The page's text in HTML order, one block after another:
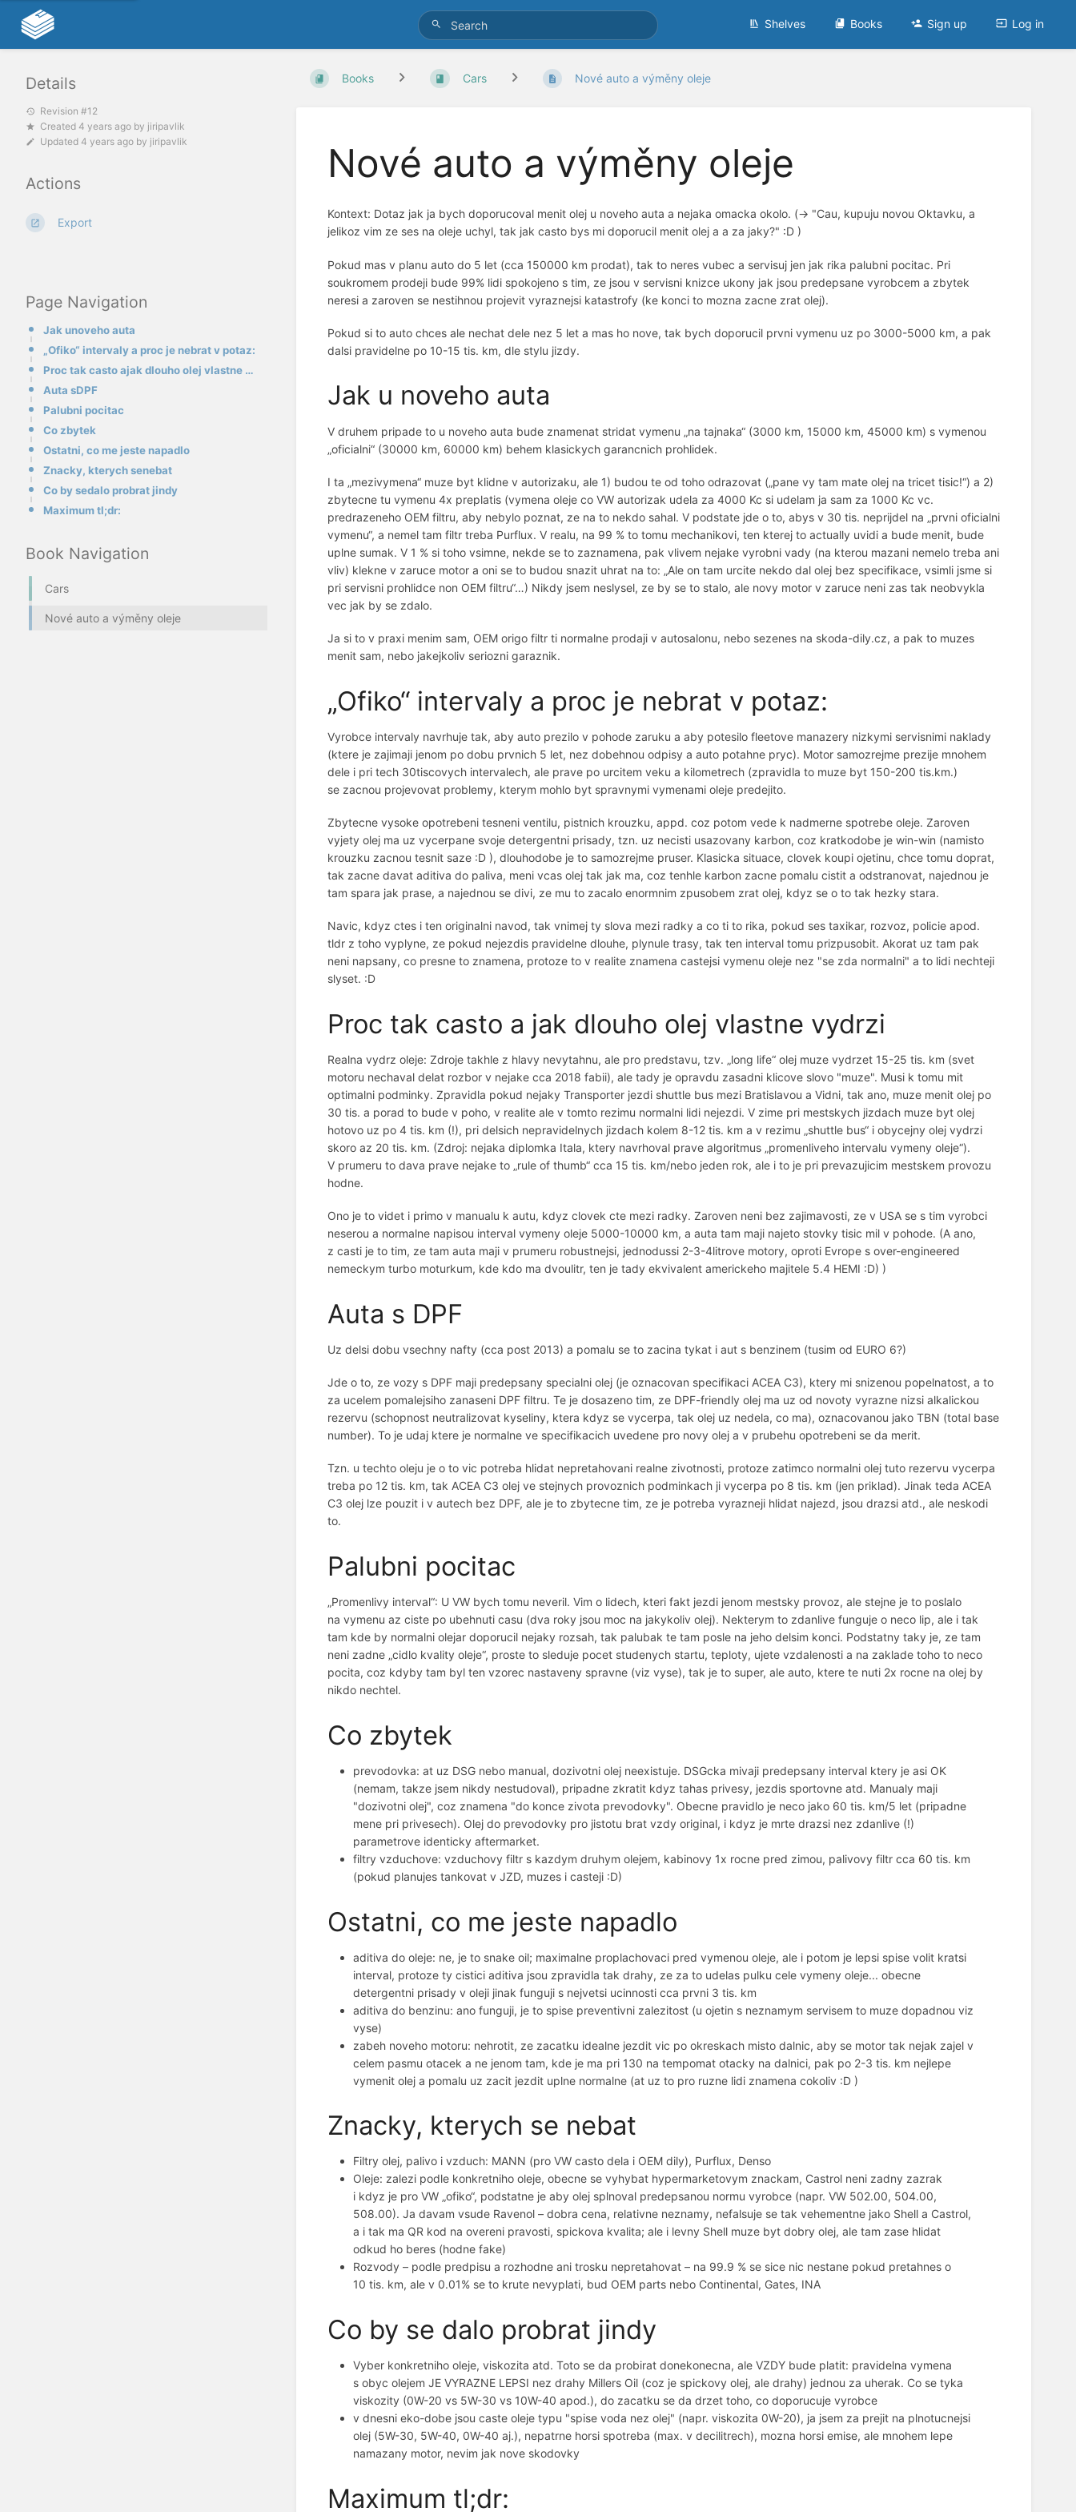
Shelves Books Sign up Log in
Page Navigation
Jak unoveho auta
„Ofiko“ intervaly a proc je nebrat v potaz:
Proc tak casto ajak dlouho olej vlastne vydrzi
Auta sDPF
Palubni pocitac
Co zbytek
Ostatni, co me jeste napadlo
Znacky, kterych senebat
Co by sedalo probrat jindy
Maximum tl;dr:
Book Navigation
Cars
Nové auto a výměny oleje
Books Cars Nové auto a výměny oleje
Nové auto a výměny oleje
Kontext: Dotaz jak ja bych doporucoval menit olej u noveho auta a nejaka omacka okolo. (-> "Cau, kupuju novou Oktavku, a
jelikoz vim ze ses na oleje uchyl, tak jak casto bys mi doporucil menit olej a a za jaky?" :D )
Pokud mas v planu auto do 5 let (cca 150000 km prodat), tak to neres vubec a servisuj jen jak rika palubni pocitac. Pri
soukromem prodeji bude 99% lidi spokojeno s tim, ze jsou v servisni knizce ukony jak jsou predepsane vyrobcem a zbytek
neresi a zaroven se nestihnou projevit vyraznejsi katastrofy (ke konci to mozna zacne zrat olej).
Pokud si to auto chces ale nechat dele nez 5 let a mas ho nove, tak bych doporucil prvni vymenu uz po 3000-5000 km, a pak
dalsi pravidelne po 10-15 tis. km, dle stylu jizdy.
Jak u noveho auta
V druhem pripade to u noveho auta bude znamenat stridat vymenu „na tajnaka“ (3000 km, 15000 km, 45000 km) s vymenou
„oficialni“ (30000 km, 60000 km) behem klasickych garancnich prohlidek.
I ta „mezivymena“ muze byt klidne v autorizaku, ale 1) budou te od toho odrazovat („pane vy tam mate olej na tricet tisic!“) a 2)
zbytecne tu vymenu 4x preplatis (vymena oleje co VW autorizak udela za 4000 Kc si udelam ja sam za 1000 Kc vc.
predrazeneho OEM filtru, aby nebylo poznat, ze na to nekdo sahal. V podstate jde o to, abys v 30 tis. neprijdel na „prvni oficialni
vymenu“, a nemel tam filtr treba Purflux. V realu, na 99 % to tomu mechanikovi, ten kterej to actually uvidi a bude menit, bude
uplne sumak. V 1 % si toho vsimne, nekde se to zaznamena, pak vlivem nejake vyrobni vady (na kterou mazani nemelo treba ani
vliv) klekne v zaruce motor a oni se to budou snazit uhrat na to: „Ale on tam urcite nekdo dal olej bez specifikace, vsimli jsme si
pri servisni prohlidce non OEM filtru“…) Nikdy jsem neslysel, ze by se to stalo, ale novy motor v zaruce neni zas tak neobvykla
vec jak by se zdalo.
Ja si to v praxi menim sam, OEM origo filtr ti normalne prodaji v autosalonu, nebo sezenes na skoda-dily.cz, a pak to muzes
menit sam, nebo jakejkoliv seriozni garaznik.
„Ofiko“ intervaly a proc je nebrat v potaz:
Vyrobce intervaly navrhuje tak, aby auto prezilo v pohode zaruku a aby potesilo fleetove manazery nizkymi servisnimi naklady
(ktere je zajimaji jenom po dobu prvnich 5 let, nez dobehnou odpisy a auto potahne pryc). Motor samozrejme prezije mnohem
dele i pri tech 30tiscovych intervalech, ale prave po urcitem veku a kilometrech (zpravidla to muze byt 150-200 tis.km.)
se zacnou projevovat problemy, kterym mohlo byt spravnymi vymenami oleje predejito.
Zbytecne vysoke opotrebeni tesneni ventilu, pistnich krouzku, appd. coz potom vede k nadmerne spotrebe oleje. Zaroven
vyjety olej ma uz vycerpane svoje detergentni prisady, tzn. uz necisti usazovany karbon, coz kratkodobe je win-win (namisto
krouzku zacnou tesnit saze :D ), dlouhodobe je to samozrejme pruser. Klasicka situace, clovek koupi ojetinu, chce tomu doprat,
tak zacne davat aditiva do paliva, meni vcas olej tak jak ma, coz tenhle karbon zacne pomalu cistit a odstranovat, najednou je
tam spara jak prase, a najednou se divi, ze mu to zacalo enormnim zpusobem zrat olej, kdyz se o to tak hezky stara.
Navic, kdyz ctes i ten originalni navod, tak vnimej ty slova mezi radky a co ti to rika, pokud ses taxikar, rozvoz, policie apod.
tldr z toho vyplyne, ze pokud nejezdis pravidelne dlouhe, plynule trasy, tak ten interval tomu prizpusobit. Akorat uz tam pak
neni napsany, co presne to znamena, protoze to v realite znamena castejsi vymenu oleje nez "se zda normalni" a to lidi nechteji
slyset. :D
Proc tak casto a jak dlouho olej vlastne vydrzi
Realna vydrz oleje: Zdroje takhle z hlavy nevytahnu, ale pro predstavu, tzv. „long life“ olej muze vydrzet 15-25 tis. km (svet
motoru nechaval delat rozbor v nejake cca 2018 fabii), ale tady je opravdu zasadni klicove slovo "muze". Musi k tomu mit
optimalni podminky. Zpravidla pokud nejaky Transporter jezdi shuttle bus mezi Bratislavou a Vidni, tak ano, muze menit olej po
30 tis. a porad to bude v poho, v realite ale v tomto rezimu normalni lidi nejezdi. V zime pri mestskych jizdach muze byt olej
hotovo uz po 4 tis. km (!), pri delsich nepravidelnych jizdach kolem 8-12 tis. km a v rezimu „shuttle bus“ i obycejny olej vydrzi
skoro az 20 tis. km. (Zdroj: nejaka diplomka Itala, ktery navrhoval prave algoritmus „promenliveho intervalu vymeny oleje“).
V prumeru to dava prave nejake to „rule of thumb“ cca 15 tis. km/nebo jeden rok, ale i to je pri prevazujicim mestskem provozu
hodne.
Ono je to videt i primo v manualu k autu, kdyz clovek cte mezi radky. Zaroven neni bez zajimavosti, ze v USA se s tim vyrobci
neserou a normalne napisou interval vymeny oleje 5000-10000 km, a auta tam maji najeto stovky tisic mil v pohode. (A ano,
z casti je to tim, ze tam auta maji v prumeru robustnejsi, jednodussi 2-3-4litrove motory, oproti Evrope s over-engineered
nemeckym turbo moturkum, kde kdo ma dvoulitr, ten je tady ekvivalent americkeho majitele 5.4 HEMI :D) )
Auta s DPF
Uz delsi dobu vsechny nafty (cca post 2013) a pomalu se to zacina tykat i aut s benzinem (tusim od EURO 6?)
Jde o to, ze vozy s DPF maji predepsany specialni olej (je oznacovan specifikaci ACEA C3), ktery mi snizenou popelnatost, a to
za ucelem pomalejsiho zanaseni DPF filtru. Te je dosazeno tim, ze DPF-friendly olej ma uz od novoty vyrazne nizsi alkalickou
rezervu (schopnost neutralizovat kyseliny, ktera kdyz se vycerpa, tak olej uz nedela, co ma), oznacovanou jako TBN (total base
number). To je udaj ktere je normalne ve specifikacich uvedene pro novy olej a v prubehu opotrebeni se da merit.
Tzn. u techto oleju je o to vic potreba hlidat nepretahovani realne zivotnosti, protoze zatimco normalni olej tuto rezervu vycerpa
treba po 12 tis. km, tak ACEA C3 olej ve stejnych provoznich podminkach ji vycerpa po 8 tis. km (jen priklad). Jinak teda ACEA
C3 olej lze pouzit i v autech bez DPF, ale je to zbytecne tim, ze je potreba vyrazneji hlidat najezd, jsou drazsi atd., ale neskodi
to.
Palubni pocitac
„Promenlivy interval“: U VW bych tomu neveril. Vim o lidech, kteri fakt jezdi jenom mestsky provoz, ale stejne je to poslalo
na vymenu az ciste po ubehnuti casu (dva roky jsou moc na jakykoliv olej). Nekterym to zdanlive funguje o neco lip, ale i tak
tam kde by normalni olejar doporucil nejaky rozsah, tak palubak te tam posle na jeho delsim konci. Podstatny taky je, ze tam
neni zadne „cidlo kvality oleje“, proste to sleduje pocet studenych startu, teploty, ujete vzdalenosti a na zaklade toho to neco
pocita, coz kdyby tam byl ten vzorec nastaveny spravne (viz vyse), tak je to super, ale auto, ktere te nuti 2x rocne na olej by
nikdo nechtel.
Co zbytek
prevodovka: at uz DSG nebo manual, dozivotni olej neexistuje. DSGcka mivaji predepsany interval ktery je asi OK
(nemam, takze jsem nikdy nestudoval), pripadne zkratit kdyz tahas privesy, jezdis sportovne atd. Manualy maji
"dozivotni olej", coz znamena "do konce zivota prevodovky". Obecne pravidlo je neco jako 60 tis. km/5 let (pripadne
mene pri privesech). Olej do prevodovky pro jistotu brat vzdy original, i kdyz je mrte drazsi nez zdanlive (!)
parametrove identicky aftermarket.
filtry vzduchove: vzduchovy filtr s kazdym druhym olejem, kabinovy 1x rocne pred zimou, palivovy filtr cca 60 tis. km
(pokud planujes tankovat v JZD, muzes i casteji :D)
Ostatni, co me jeste napadlo
aditiva do oleje: ne, je to snake oil; maximalne proplachovaci pred vymenou oleje, ale i potom je lepsi spise volit kratsi
interval, protoze ty cistici aditiva jsou zpravidla tak drahy, ze za to udelas pulku cele vymeny oleje... obecne
detergentni prisady v oleji jinak funguji s nejvetsi ucinnosti cca prvni 3 tis. km
aditiva do benzinu: ano funguji, je to spise preventivni zalezitost (u ojetin s neznamym servisem to muze dopadnou viz
vyse)
zabeh noveho motoru: nehrotit, ze zacatku idealne jezdit vic po okreskach misto dalnic, aby se motor tak nejak zajel v
celem pasmu otacek a ne jenom tam, kde je ma pri 130 na tempomat otacky na dalnici, pak po 2-3 tis. km nejlepe
vymenit olej a pomalu uz zacit jezdit uplne normalne (at uz to pro ruzne lidi znamena cokoliv :D )
Znacky, kterych se nebat
Filtry olej, palivo i vzduch: MANN (pro VW casto dela i OEM dily), Purflux, Denso
Oleje: zalezi podle konkretniho oleje, obecne se vyhybat hypermarketovym znackam, Castrol neni zadny zazrak
i kdyz je pro VW „ofiko“, podstatne je aby olej splnoval predepsanou normu vyrobce (napr. VW 502.00, 504.00,
508.00). Ja davam vsude Ravenol – dobra cena, relativne neznamy, nefalsuje se tak vehementne jako Shell a Castrol,
a i tak ma QR kod na overeni pravosti, spickova kvalita; ale i levny Shell muze byt dobry olej, ale tam zase hlidat
odkud ho beres (hodne fake)
Rozvody – podle predpisu a rozhodne ani trosku nepretahovat – na 99.9 % se sice nic nestane pokud pretahnes o
10 tis. km, ale v 0.01% se to krute nevyplati, bud OEM parts nebo Continental, Gates, INA
Co by se dalo probrat jindy
Vyber konkretniho oleje, viskozita atd. Toto se da probirat donekonecna, ale VZDY bude platit: pravidelna vymena
s obyc olejem JE VYRAZNE LEPSI nez drahy Millers Oil (coz je spickovy olej, ale drahy) jednou za uherak. Co se tyka
viskozity (0W-20 vs 5W-30 vs 10W-40 apod.), do zacatku se da drzet toho, co doporucuje vyrobce
v dnesni eko-dobe jsou caste oleje typu "spise voda nez olej" (napr. viskozita 0W-20), ja jsem za prejit na plnotucnejsi
olej (5W-30, 5W-40, 0W-40 aj.), nepatrne horsi spotreba (max. v decilitrech), mozna horsi emise, ale mnohem lepe
namazany motor, nevim jak nove skodovky
Maximum tl;dr:
Details
Revision #12
Created 4 years ago by jiripavlik
Updated 4 years ago by jiripavlik
Actions
Export